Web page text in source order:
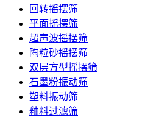
回转摇摆筛
平面摇摆筛
超声波摇摆筛
陶粒砂摇摆筛
双层方型摇摆筛
石墨粉振动筛
塑料振动筛
釉料过滤筛